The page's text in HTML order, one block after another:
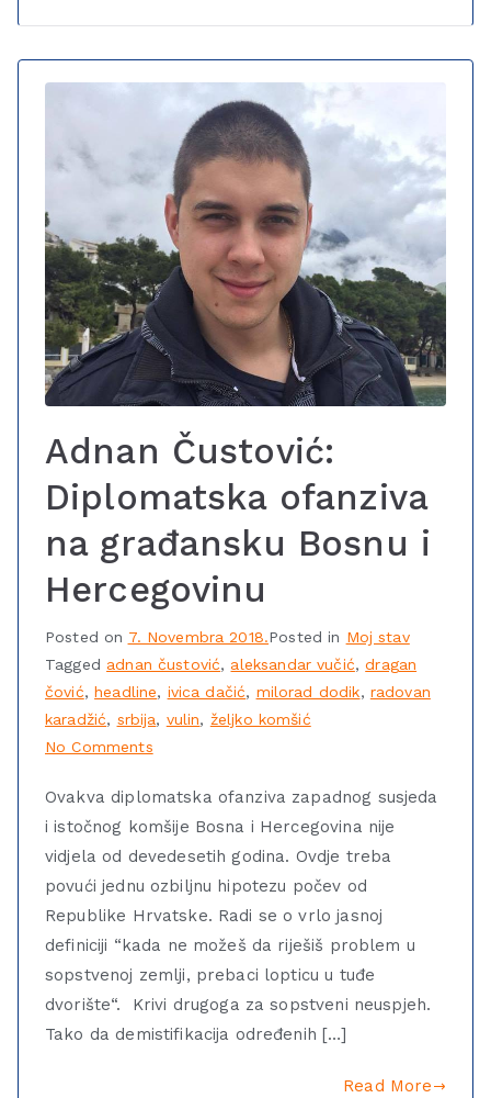
Adnan Čustović:
Diplomatska ofanziva
na građansku Bosnu i
Hercegovinu
Posted on 7. Novembra 2018.Posted in Moj stav
Tagged adnan čustović, aleksandar vučić,dragan
čović,headline, ivica dačić, milorad dodik, radovan
karadžić, srbija, vulin, željko komšić
No Comments
Ovakva diplomatska ofanziva zapadnog susjeda
i istočnog komšije Bosna i Hercegovina nije
vidjela od devedesetih godina. Ovdje treba
povući jednu ozbiljnu hipotezu počev od
Republike Hrvatske. Radi se o vrlo jasnoj
definiciji “kada ne možeš da riješiš problem u
sopstvenoj zemlji, prebaci lopticu u tuđe
dvorište“. Krivi drugoga za sopstveni neuspjeh.
Tako da demistifikacija određenih […]
Read More